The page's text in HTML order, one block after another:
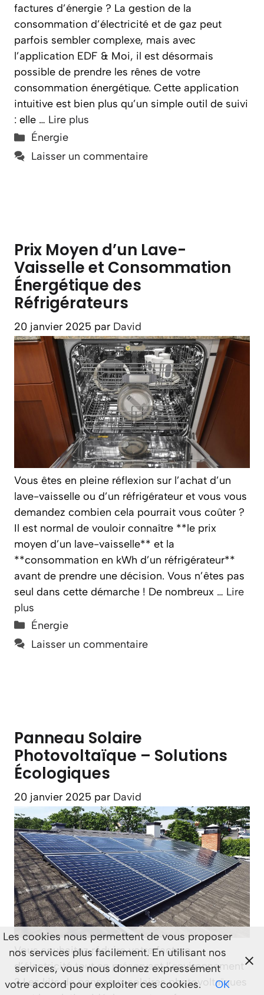
factures d’énergie ? La gestion de la
consommation d’électricité et de gaz peut
parfois sembler complexe, mais avec
l’application EDF & Moi, il est désormais
possible de prendre les rênes de votre
consommation énergétique. Cette application
intuitive est bien plus qu’un simple outil de suivi
: elle … Lire plus
Catégories
Énergie
Laisser un commentaire
Prix Moyen d’un Lave-
Vaisselle et Consommation
Énergétique des
Réfrigérateurs
20 janvier 2025 par David
Vous êtes en pleine réflexion sur l’achat d’un
lave-vaisselle ou d’un réfrigérateur et vous vous
demandez combien cela pourrait vous coûter ?
Il est normal de vouloir connaître **le prix
moyen d’un lave-vaisselle** et la
**consommation en kWh d’un réfrigérateur**
avant de prendre une décision. Vous n’êtes pas
seul dans cette démarche ! De nombreux … Lire
plus
Catégories
Énergie
Laisser un commentaire
Panneau Solaire
Photovoltaïque – Solutions
Écologiques
20 janvier 2025 par David
Vous souhaitez réduire votre facture
d’électricité tout en préservant l’environnement
? Les kits de panneaux solaires photovoltaïques
Les cookies nous permettent de vous proposer
nos services plus facilement. En utilisant nos
services, vous nous donnez expressément
votre accord pour exploiter ces cookies.
OK